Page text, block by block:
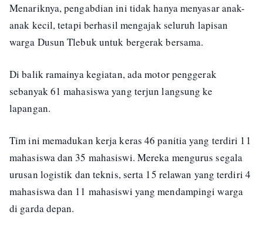
Menariknya, pengabdian ini tidak hanya menyasar anak-
anak kecil, tetapi berhasil mengajak seluruh lapisan
warga Dusun Tlebuk untuk bergerak bersama.
Di balik ramainya kegiatan, ada motor penggerak
sebanyak 61 mahasiswa yang terjun langsung ke
lapangan.
Tim ini memadukan kerja keras 46 panitia yang terdiri 11
mahasiswa dan 35 mahasiswi. Mereka mengurus segala
urusan logistik dan teknis, serta 15 relawan yang terdiri 4
mahasiswa dan 11 mahasiswi yang mendampingi warga
di garda depan.